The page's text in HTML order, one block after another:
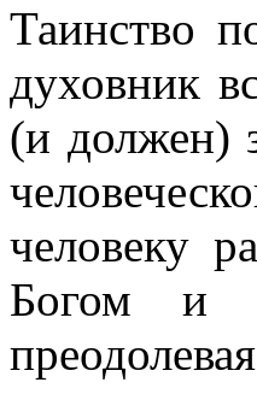
Таинство
духовник
(и должен)
человеку
Богом и